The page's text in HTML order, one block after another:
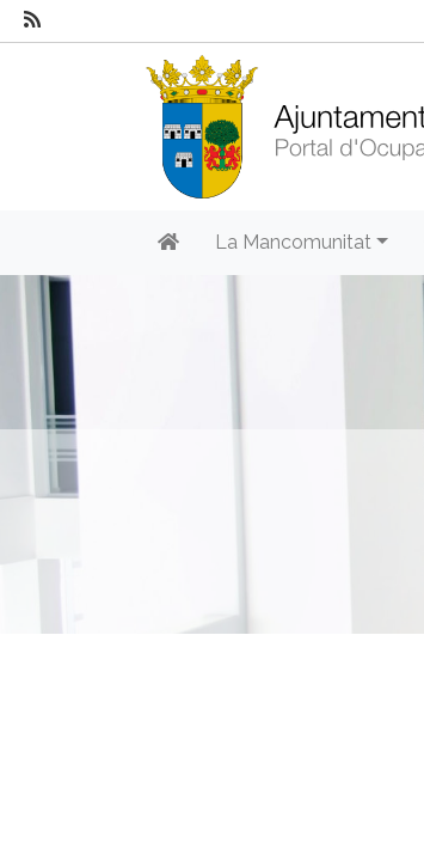
La Mancomunitat